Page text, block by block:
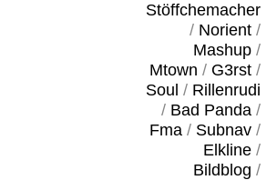
Stöffchemacher
/ Norient/
Mashup/
Mtown / G3rst/
Soul / Rillenrudi
/ Bad Panda/
Fma/ Subnav/
Elkline/
Bildblog /